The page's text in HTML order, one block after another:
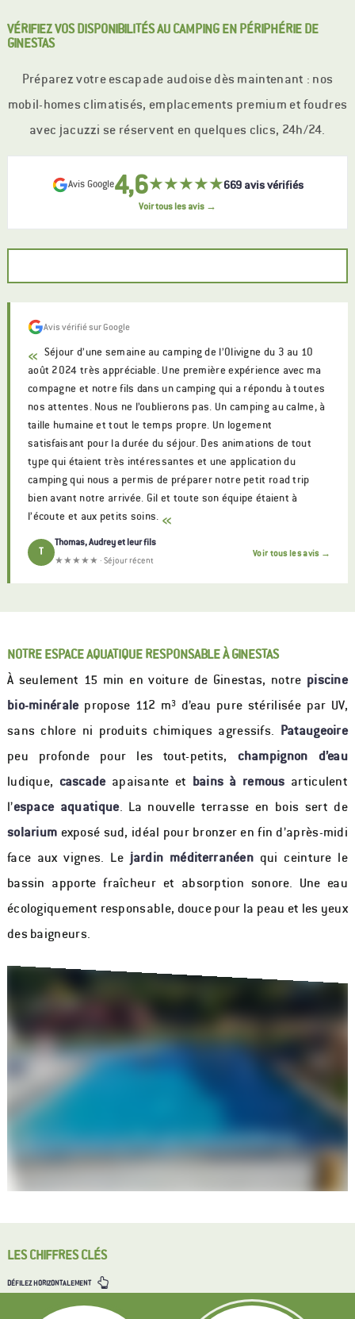
VÉRIFIEZ VOS DISPONIBILITÉS AU CAMPING EN PÉRIPHÉRIE DE
GINESTAS
Préparez votre escapade audoise dès maintenant : nos
mobil-homes climatisés, emplacements premium et foudres
avec jacuzzi se réservent en quelques clics, 24h/24.
Avis Google4,6★★★★★669 avis vérifiés
Voir tous les avis →
Avis vérifié sur Google
« Séjour d’une semaine au camping de l’Olivigne du 3 au 10
août 2024 très appréciable. Une première expérience avec ma
compagne et notre fils dans un camping qui a répondu à toutes
nos attentes. Nous ne l’oublierons pas. Un camping au calme, à
taille humaine et tout le temps propre. Un logement
satisfaisant pour la durée du séjour. Des animations de tout
type qui étaient très intéressantes et une application du
camping qui nous a permis de préparer notre petit road trip
bien avant notre arrivée. Gil et toute son équipe étaient à
l’écoute et aux petits soins. «
T
Thomas, Audrey et leur fils
★★★★★ · Séjour récent
Voir tous les avis →
NOTRE ESPACE AQUATIQUE RESPONSABLE À GINESTAS
À seulement 15 min en voiture de Ginestas, notre piscine
bio-minéralepropose 112 m³ d’eau pure stérilisée par UV,
sans chlore ni produits chimiques agressifs. Pataugeoire
peu profonde pour les tout-petits, champignon d’eau
ludique, cascadeapaisante et bains à remous articulent
l’espace aquatique. La nouvelle terrasse en bois sert de
solarium exposé sud, idéal pour bronzer en fin d’après-midi
face aux vignes. Le jardin méditerranéen qui ceinture le
bassin apporte fraîcheur et absorption sonore. Une eau
écologiquement responsable, douce pour la peau et les yeux
des baigneurs.
LES CHIFFRES CLÉS
DÉFILEZ HORIZONTALEMENT